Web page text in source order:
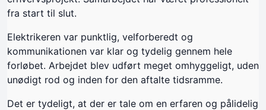
fra start til slut.
Elektrikeren var punktlig, velforberedt og
kommunikationen var klar og tydelig gennem hele
forløbet. Arbejdet blev udført meget omhyggeligt, uden
unødigt rod og inden for den aftalte tidsramme.
Det er tydeligt, at der er tale om en erfaren og pålidelig